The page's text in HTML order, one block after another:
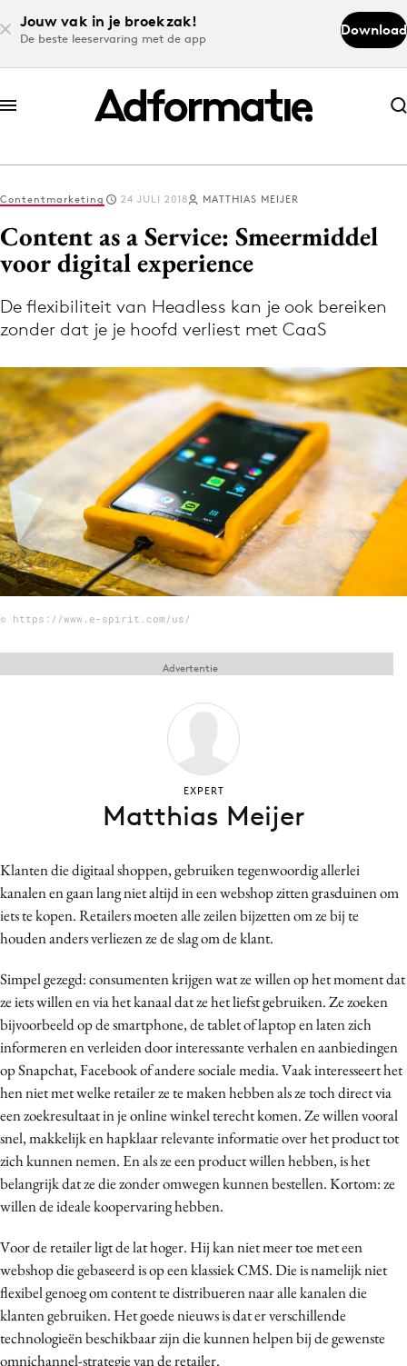
Jouw vak in je broekzak!
De beste leeservaring met de app
Download
Abonneer nu
Abonneer nu
Log in
Download de app
Volg het laatste nieuws via de Adformatie
Nieuws app
Menu
Home
9 sept: GenAI-training
12 nov: MarketingLive!
Adverteren
Events
Opleidingen
Vacatures
Artificial Intelligence
Carriere
Contentmarketing
Craft
Data & Insights
Design
Digital transformation
Diversiteit
Effectiviteit
Gedragsverandering
Influencer marketing
Interne communicatie
Martech
Media
Merkstrategie
PR
Programmatic
Purpose Marketing
Contentmarketing 24 JULI 2018 MATTHIAS MEIJER
Content as a Service: Smeermiddel
voor digital experience
De flexibiliteit van Headless kan je ook bereiken
zonder dat je je hoofd verliest met CaaS
© https://www.e-spirit.com/us/
Klanten die digitaal shoppen, gebruiken tegenwoordig allerlei
kanalen en gaan lang niet altijd in een webshop zitten grasduinen om
iets te kopen. Retailers moeten alle zeilen bijzetten om ze bij te
houden anders verliezen ze de slag om de klant.
Simpel gezegd: consumenten krijgen wat ze willen op het moment dat
ze iets willen en via het kanaal dat ze het liefst gebruiken. Ze zoeken
bijvoorbeeld op de smartphone, de tablet of laptop en laten zich
informeren en verleiden door interessante verhalen en aanbiedingen
op Snapchat, Facebook of andere sociale media. Vaak interesseert het
hen niet met welke retailer ze te maken hebben als ze toch direct via
een zoekresultaat in je online winkel terecht komen. Ze willen vooral
snel, makkelijk en hapklaar relevante informatie over het product tot
zich kunnen nemen. En als ze een product willen hebben, is het
belangrijk dat ze die zonder omwegen kunnen bestellen. Kortom: ze
willen de ideale koopervaring hebben.
Voor de retailer ligt de lat hoger. Hij kan niet meer toe met een
webshop die gebaseerd is op een klassiek CMS. Die is namelijk niet
flexibel genoeg om content te distribueren naar alle kanalen die
klanten gebruiken. Het goede nieuws is dat er verschillende
technologieën beschikbaar zijn die kunnen helpen bij de gewenste
omnichannel-strategie van de retailer.
Advertentie
EXPERT
Matthias Meijer